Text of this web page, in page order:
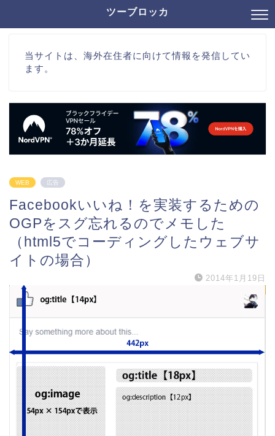
ツーブロッカ
当サイトは、海外在住者に向けて情報を発信してい
ます。
WEB 広告
Facebookいいね！を実装するための
OGPをスグ忘れるのでメモした
（html5でコーディングしたウェブサ
イトの場合）
2014年1月19日